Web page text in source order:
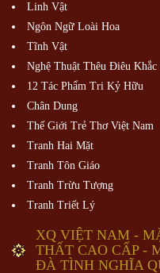
Linh Vật
Ngôn Ngữ Loài Hoa
Tĩnh Vật
Nghệ Thuật Thêu Điêu Khắc
12 Tác Phẩm Tri Kỷ Hữu
Chân Dung
Thế Giới Trẻ Thơ Việt Nam
Tranh Hai Mặt
Tranh Tôn Giáo
Tranh Trừu Tượng
Tranh Triết Lý
XQ VIỆT NAM -
THẤT CAO CẤP -
ĐÀ TÌNH NGHĨA